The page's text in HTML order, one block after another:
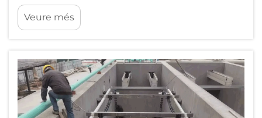
d’aigües residuals són uns dels entorns
industrials més corrosius. El sulfur d’hidrogen
procedent de la descomposició anaeròbia
atacant els components metàl·lics...
Veure més